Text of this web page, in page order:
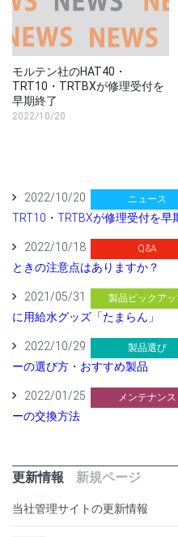
モルテン社のHAT40・
TRT10・TRTBXが修理受付を
早期終了
2022/10/20
2022/10/20 ニュース
TRT10・TRTBXが修理受付を早
2022/10/18 Q&A
ときの注意点はありますか？
2021/05/31 製品ピックア
に用給水グッズ「たまらん」
2022/10/29 製品選び
ーの選び方・おすすめ製品
2022/01/25 メンテナンス
ーの交換方法
更新情報 新規ページ
当社管理サイトの更新情報